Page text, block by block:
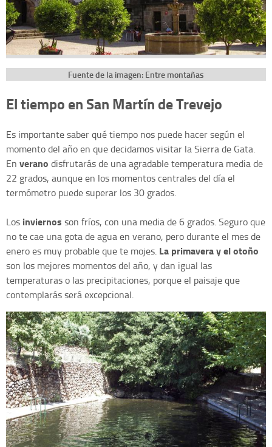
Fuente de la imagen: Entre montañas
El tiempo en San Martín de Trevejo
Es importante saber qué tiempo nos puede hacer según el
momento del año en que decidamos visitar la Sierra de Gata.
En verano disfrutarás de una agradable temperatura media de
22 grados, aunque en los momentos centrales del día el
termómetro puede superar los 30 grados.
Los inviernos son fríos, con una media de 6 grados. Seguro que
no te cae una gota de agua en verano, pero durante el mes de
enero es muy probable que te mojes. La primavera y el otoño
son los mejores momentos del año, y dan igual las
temperaturas o las precipitaciones, porque el paisaje que
contemplarás será excepcional.